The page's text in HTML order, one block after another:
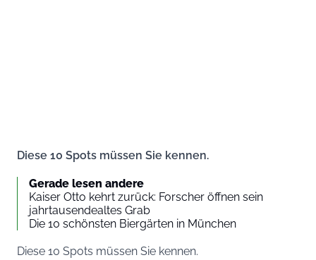
Diese 10 Spots müssen Sie kennen.
Gerade lesen andere
Kaiser Otto kehrt zurück: Forscher öffnen sein
jahrtausendealtes Grab
Die 10 schönsten Biergärten in München
Diese 10 Spots müssen Sie kennen.